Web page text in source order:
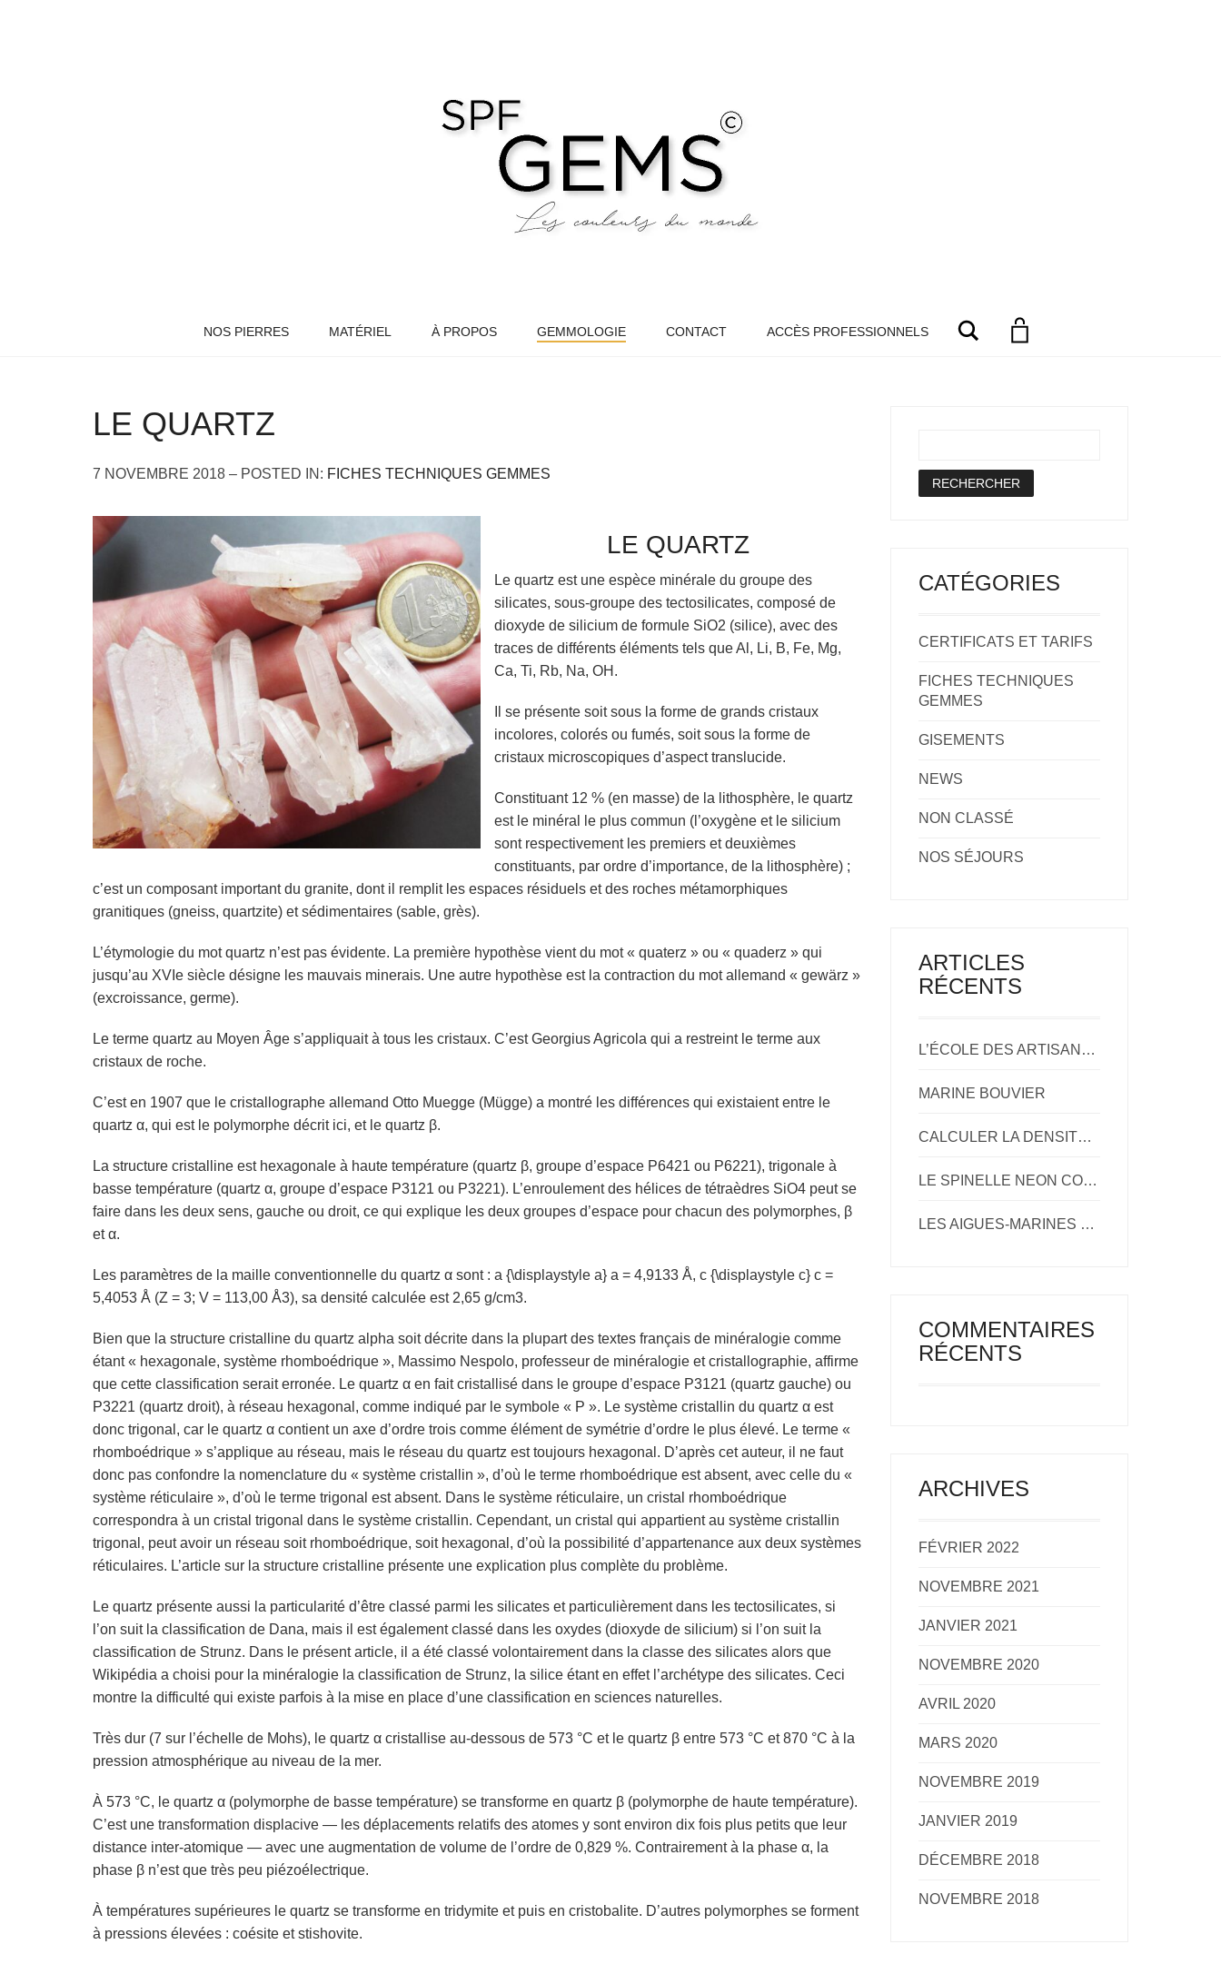
NOS PIERRES MATÉRIEL À PROPOS GEMMOLOGIE CONTACT ACCÈS PROFESSIONNELS Search
LE QUARTZ
7 NOVEMBRE 2018 – POSTED IN: FICHES TECHNIQUES GEMMES
LE QUARTZ
Le quartz est une espèce minérale du groupe des
silicates, sous-groupe des tectosilicates, composé de
dioxyde de silicium de formule SiO2 (silice), avec des
traces de différents éléments tels que Al, Li, B, Fe, Mg,
Ca, Ti, Rb, Na, OH.
Il se présente soit sous la forme de grands cristaux
incolores, colorés ou fumés, soit sous la forme de
cristaux microscopiques d’aspect translucide.
Constituant 12 % (en masse) de la lithosphère, le quartz
est le minéral le plus commun (l’oxygène et le silicium
sont respectivement les premiers et deuxièmes
constituants, par ordre d’importance, de la lithosphère) ;
c’est un composant important du granite, dont il remplit les espaces résiduels et des roches métamorphiques
granitiques (gneiss, quartzite) et sédimentaires (sable, grès).
L’étymologie du mot quartz n’est pas évidente. La première hypothèse vient du mot « quaterz » ou « quaderz » qui
jusqu’au XVIe siècle désigne les mauvais minerais. Une autre hypothèse est la contraction du mot allemand « gewärz »
(excroissance, germe).
Le terme quartz au Moyen Âge s’appliquait à tous les cristaux. C’est Georgius Agricola qui a restreint le terme aux
cristaux de roche.
C’est en 1907 que le cristallographe allemand Otto Muegge (Mügge) a montré les différences qui existaient entre le
quartz α, qui est le polymorphe décrit ici, et le quartz β.
La structure cristalline est hexagonale à haute température (quartz β, groupe d’espace P6421 ou P6221), trigonale à
basse température (quartz α, groupe d’espace P3121 ou P3221). L’enroulement des hélices de tétraèdres SiO4 peut se
faire dans les deux sens, gauche ou droit, ce qui explique les deux groupes d’espace pour chacun des polymorphes, β
et α.
Les paramètres de la maille conventionnelle du quartz α sont : a {\displaystyle a} a = 4,9133 Å, c {\displaystyle c} c =
5,4053 Å (Z = 3; V = 113,00 Å3), sa densité calculée est 2,65 g/cm3.
Bien que la structure cristalline du quartz alpha soit décrite dans la plupart des textes français de minéralogie comme
étant « hexagonale, système rhomboédrique », Massimo Nespolo, professeur de minéralogie et cristallographie, affirme
que cette classification serait erronée. Le quartz α en fait cristallisé dans le groupe d’espace P3121 (quartz gauche) ou
P3221 (quartz droit), à réseau hexagonal, comme indiqué par le symbole « P ». Le système cristallin du quartz α est
donc trigonal, car le quartz α contient un axe d’ordre trois comme élément de symétrie d’ordre le plus élevé. Le terme «
rhomboédrique » s’applique au réseau, mais le réseau du quartz est toujours hexagonal. D’après cet auteur, il ne faut
donc pas confondre la nomenclature du « système cristallin », d’où le terme rhomboédrique est absent, avec celle du «
système réticulaire », d’où le terme trigonal est absent. Dans le système réticulaire, un cristal rhomboédrique
correspondra à un cristal trigonal dans le système cristallin. Cependant, un cristal qui appartient au système cristallin
trigonal, peut avoir un réseau soit rhomboédrique, soit hexagonal, d’où la possibilité d’appartenance aux deux systèmes
réticulaires. L’article sur la structure cristalline présente une explication plus complète du problème.
Le quartz présente aussi la particularité d’être classé parmi les silicates et particulièrement dans les tectosilicates, si
l’on suit la classification de Dana, mais il est également classé dans les oxydes (dioxyde de silicium) si l’on suit la
classification de Strunz. Dans le présent article, il a été classé volontairement dans la classe des silicates alors que
Wikipédia a choisi pour la minéralogie la classification de Strunz, la silice étant en effet l’archétype des silicates. Ceci
montre la difficulté qui existe parfois à la mise en place d’une classification en sciences naturelles.
Très dur (7 sur l’échelle de Mohs), le quartz α cristallise au-dessous de 573 °C et le quartz β entre 573 °C et 870 °C à la
pression atmosphérique au niveau de la mer.
À 573 °C, le quartz α (polymorphe de basse température) se transforme en quartz β (polymorphe de haute température).
C’est une transformation displacive — les déplacements relatifs des atomes y sont environ dix fois plus petits que leur
distance inter-atomique — avec une augmentation de volume de l’ordre de 0,829 %. Contrairement à la phase α, la
phase β n’est que très peu piézoélectrique.
À températures supérieures le quartz se transforme en tridymite et puis en cristobalite. D’autres polymorphes se forment
à pressions élevées : coésite et stishovite.
CATÉGORIES
CERTIFICATS ET TARIFS
FICHES TECHNIQUES
GEMMES
GISEMENTS
NEWS
NON CLASSÉ
NOS SÉJOURS
ARTICLES
RÉCENTS
L’ÉCOLE DES ARTISANS BIJOUTIERS
MARINE BOUVIER
CALCULER LA DENSITÉ D’UNE GEMME
LE SPINELLE NEON COBALT
LES AIGUES-MARINES ET BÉRYLS DU NIGERIA.
COMMENTAIRES
RÉCENTS
ARCHIVES
FÉVRIER 2022
NOVEMBRE 2021
JANVIER 2021
NOVEMBRE 2020
AVRIL 2020
MARS 2020
NOVEMBRE 2019
JANVIER 2019
DÉCEMBRE 2018
NOVEMBRE 2018